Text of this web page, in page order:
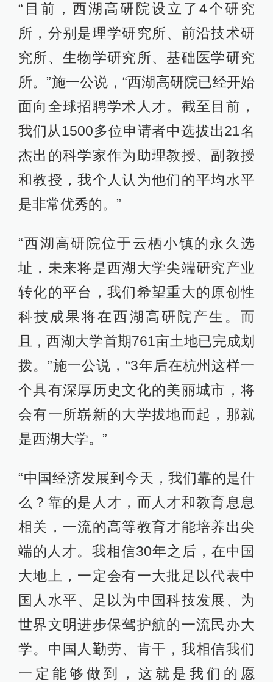
“目前，西湖高研院设立了4个研究
所，分别是理学研究所、前沿技术研
究所、生物学研究所、基础医学研究
所。”施一公说，“西湖高研院已经开始
面向全球招聘学术人才。截至目前，
我们从1500多位申请者中选拔出21名
杰出的科学家作为助理教授、副教授
和教授，我个人认为他们的平均水平
是非常优秀的。”
“西湖高研院位于云栖小镇的永久选
址，未来将是西湖大学尖端研究产业
转化的平台，我们希望重大的原创性
科技成果将在西湖高研院产生。而
且，西湖大学首期761亩土地已完成划
拨。”施一公说，“3年后在杭州这样一
个具有深厚历史文化的美丽城市，将
会有一所崭新的大学拔地而起，那就
是西湖大学。”
“中国经济发展到今天，我们靠的是什
么？靠的是人才，而人才和教育息息
相关，一流的高等教育才能培养出尖
端的人才。我相信30年之后，在中国
大地上，一定会有一大批足以代表中
国人水平、足以为中国科技发展、为
世界文明进步保驾护航的一流民办大
学。中国人勤劳、肯干，我相信我们
一定能够做到，这就是我们的愿